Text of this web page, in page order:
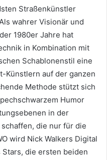
Straßenkünstler
wahrer Visionär und
1980er Jahre hat
in Kombination mit
Schablonenstil eine
Künstlern auf der ganzen
Methode stützt sich
Humor
in der
die nur für die
wird Nick Walkers Digital
die ersten beiden